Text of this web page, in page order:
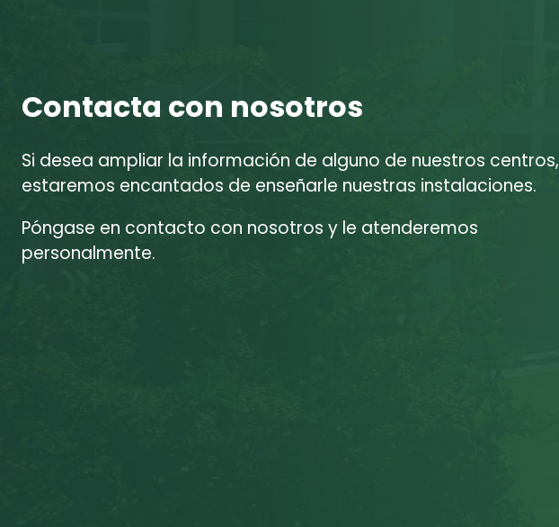
Contacta con nosotros
Si desea ampliar la información de alguno de nuestros centros,
estaremos encantados de enseñarle nuestras instalaciones.
Póngase en contacto con nosotros y le atenderemos
personalmente.